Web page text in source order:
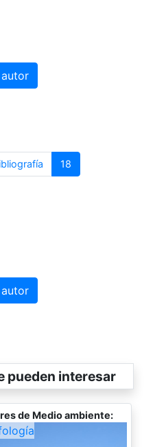
Anterior
18
pueden interesar
de Medio ambiente: